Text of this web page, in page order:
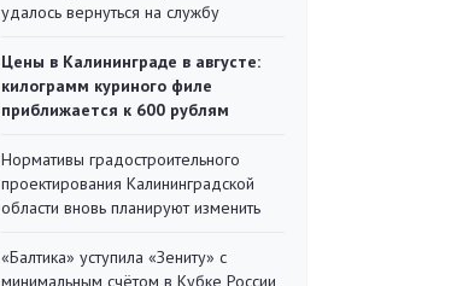
удалось вернуться на службу
Цены в Калининграде в августе:
килограмм куриного филе
приближается к 600 рублям
Нормативы градостроительного
проектирования Калининградской
области вновь планируют изменить
«Балтика» уступила «Зениту» с
минимальным счётом в Кубке России